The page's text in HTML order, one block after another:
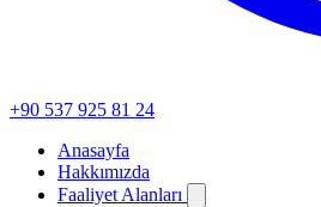
+90 537 925 81 24
Anasayfa
Hakkımızda
Faaliyet Alanları